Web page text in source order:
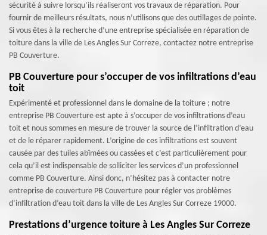
sécurité à suivre lorsqu’ils réaliseront vos travaux de réparation. Pour
fournir de meilleurs résultats, nous n’utilisons que des outillages de pointe.
Si vous êtes à la recherche d’une entreprise spécialisée en réparation de
toiture dans la ville de Les Angles Sur Correze, contactez notre entreprise
PB Couverture.
PB Couverture pour s’occuper de vos infiltrations d’eau
toit
Expérimenté et professionnel dans le domaine de la toiture ; notre
entreprise PB Couverture est apte à s’occuper de vos infiltrations d’eau
toit et nous sommes en mesure de trouver la source de l’infiltration d’eau
et de le réparer rapidement. L’origine de ces infiltrations est souvent
causée par des tuiles abîmées ou cassées et c’est particulièrement pour
cela qu’il est indispensable de solliciter les services d’un professionnel
comme PB Couverture. Ainsi donc, n’hésitez pas à contacter notre
entreprise de couverture PB Couverture pour régler vos problèmes
d’infiltration d’eau toit dans la ville de Les Angles Sur Correze 19000.
Prestations d’urgence toiture à Les Angles Sur Correze